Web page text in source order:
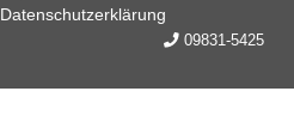
Datenschutzerklärung
09831-5425